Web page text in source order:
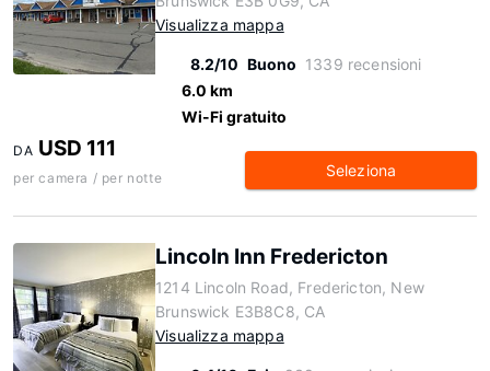
Visualizza mappa
8.2/10 Buono 1339 recensioni
6.0 km
Wi-Fi gratuito
DA USD 111
per camera / per notte Seleziona
Lincoln Inn Fredericton
1214 Lincoln Road, Fredericton, New
Brunswick E3B8C8, CA
Visualizza mappa